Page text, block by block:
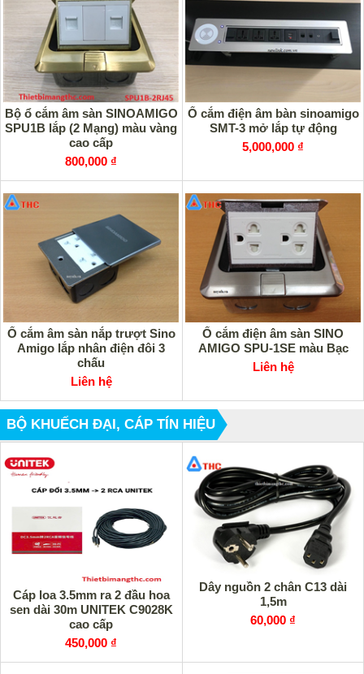
Bộ ổ cắm âm sàn SINOAMIGO
SPU1B lắp (2 Mạng) màu vàng
cao cấp
800,000 ₫
Ổ cắm điện âm bàn sinoamigo
SMT-3 mở lắp tự động
5,000,000 ₫
Ổ cắm âm sàn nắp trượt Sino
Amigo lắp nhân điện đôi 3
chấu
Liên hệ
Ổ cắm điện âm sàn SINO
AMIGO SPU-1SE màu Bạc
Liên hệ
BỘ KHUẾCH ĐẠI, CÁP TÍN HIỆU
Cáp loa 3.5mm ra 2 đầu hoa
sen dài 30m UNITEK C9028K
cao cấp
450,000 ₫
Dây nguồn 2 chân C13 dài
1,5m
60,000 ₫